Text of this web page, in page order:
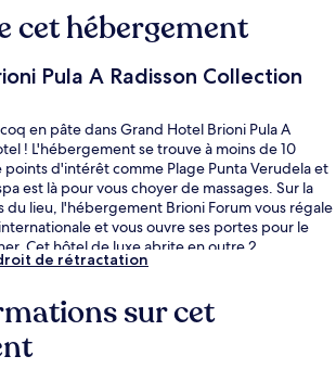
cet hébergement
Pula A Radisson Collection
en pâte dans Grand Hotel Brioni Pula A
! L'hébergement se trouve à moins de 10
d'intérêt comme Plage Punta Verudela et
est là pour vous choyer de massages. Sur la
du lieu, l'hébergement Brioni Forum vous régale
et vous ouvre ses portes pour le
Cet hôtel de luxe abrite en outre 2
couverte et un bar en bord de piscine.
de rétractation
sur cet